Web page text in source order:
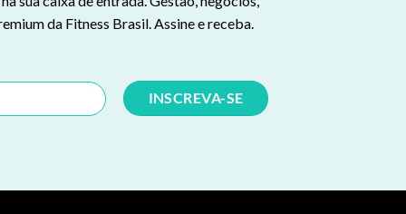
da Fitness Brasil. Assine e receba.